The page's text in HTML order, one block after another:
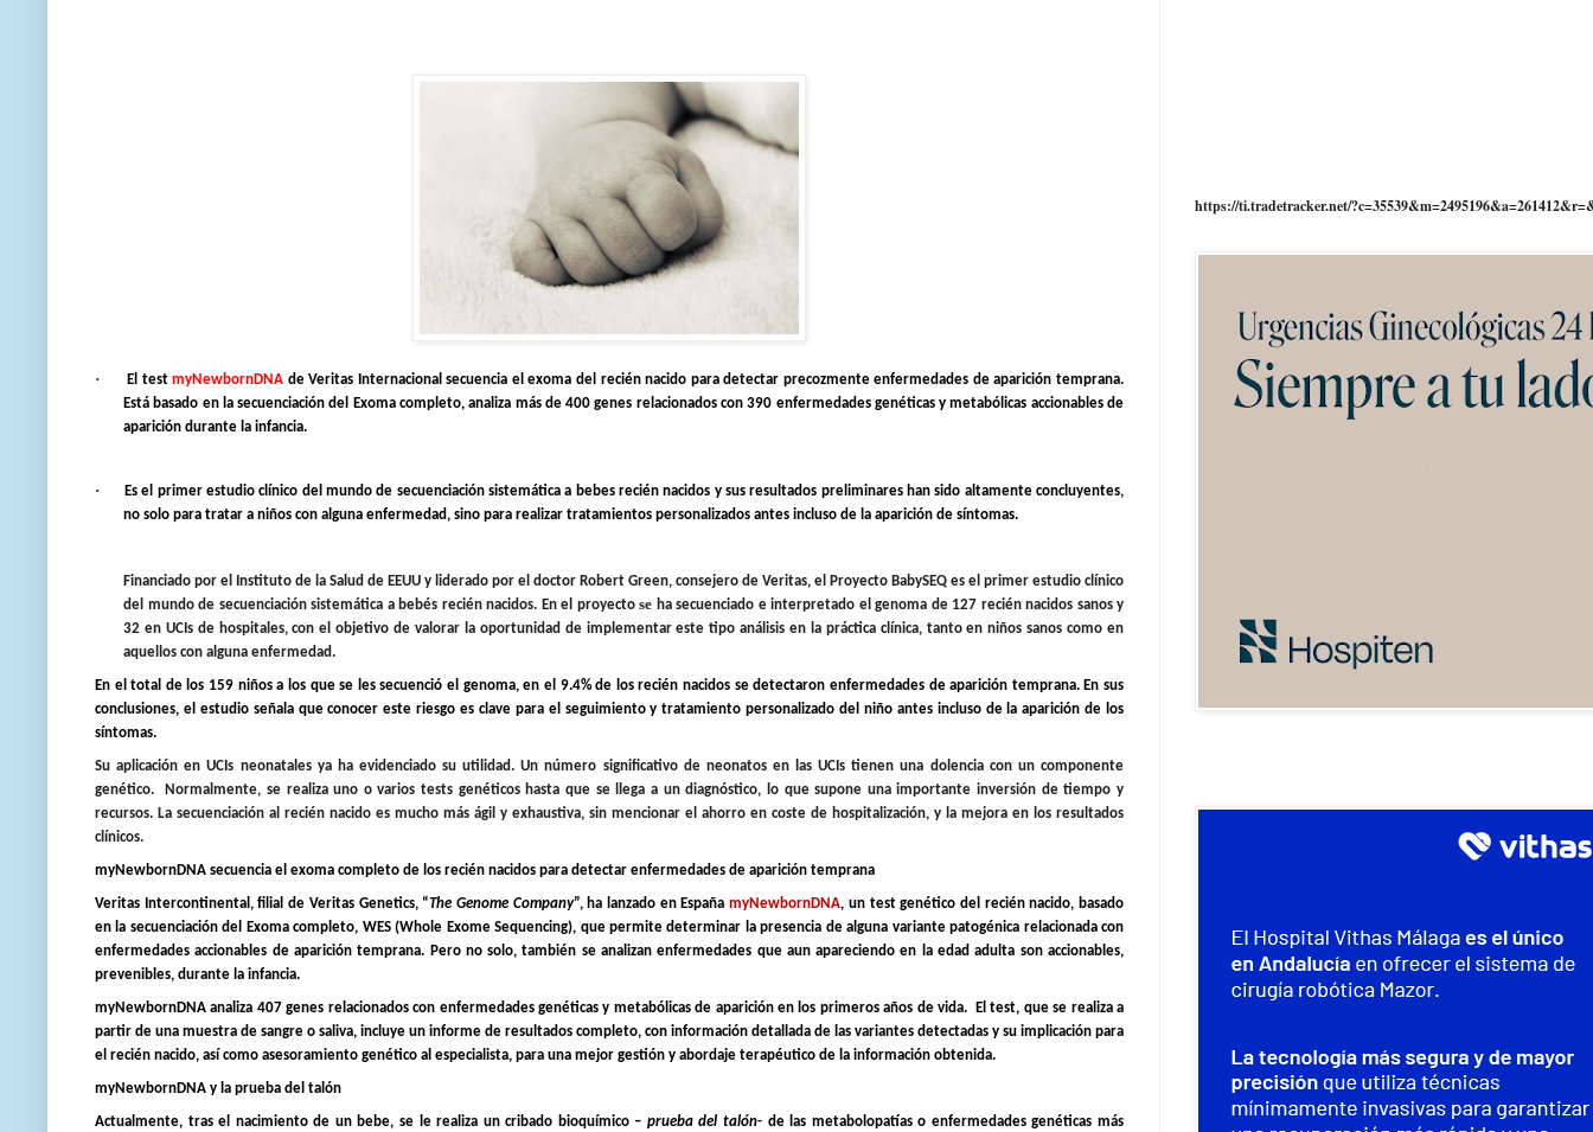
· El testmyNewbornDNA de Veritas Internacional secuencia el exoma del recién nacido para detectar precozmente enfermedades de aparición temprana.
Está basado en la secuenciación del Exoma completo, analiza más de 400 genes relacionados con 390 enfermedades genéticas y metabólicas accionables de
aparición durante la infancia.
·
Es el primer estudio clínico del mundo de secuenciación sistemática a bebes recién nacidos y sus resultados preliminares han sido altamente concluyentes,
no solo para tratar a niños con alguna enfermedad, sino para realizar tratamientos personalizados antes incluso de la aparición de síntomas.
Financiado por el Instituto de la Salud de EEUU y liderado por el doctor Robert Green, consejero de Veritas, el Proyecto BabySEQ es el primer estudio clínico
del mundo de secuenciación sistemática a bebés recién nacidos. En el proyectose ha secuenciado e interpretado el genoma de 127 recién nacidos sanos y
32 en UCIs de hospitales, con el objetivo de valorar la oportunidad de implementar este tipo análisis en la práctica clínica, tanto en niños sanos como en
aquellos con alguna enfermedad.
En el total de los 159 niños a los que se les secuenció el genoma, en el 9.4%de los recién nacidos se detectaron enfermedades de aparición temprana. En sus
conclusiones, el estudio señala que conocer este riesgo es clave para el seguimiento y tratamiento personalizado del niño antes incluso de la aparición de los
síntomas.
Su aplicación en UCIs neonatales ya ha evidenciado su utilidad. Un número significativo de neonatos en las UCIs tienen una dolencia con un componente
genético.
Normalmente, se realiza uno o varios tests genéticos hasta que se llega a un diagnóstico, lo que supone una importante inversión de tiempo y
recursos. La secuenciación al recién nacido es mucho más ágil y exhaustiva, sin mencionar el ahorro en coste de hospitalización, y la mejora en los resultados
clínicos.
myNewbornDNA secuencia el exoma completo de los recién nacidos para detectar enfermedades de aparición temprana
Veritas Intercontinental , filial de Veritas Genetics, “The Genome Company”, ha lanzado en EspañamyNewbornDNA, un test genético del recién nacido, basado
en la secuenciación del Exoma completo, WES (Whole Exome Sequencing), que permite determinar la presencia de alguna variante patogénica relacionada con
enfermedades accionables de aparición temprana. Pero no solo, también se analizan enfermedades que aun apareciendo en la edad adulta son accionables,
prevenibles, durante la infancia.
myNewbornDNA analiza 407 genes relacionados con enfermedades genéticas y metabólicas de aparición en los primeros años de vida.
El test, que se realiza a
partir de una muestra de sangre o saliva, incluye un informe de resultados completo, con información detallada de las variantes detectadas y su implicación para
el recién nacido, así como asesoramiento genético al especialista, para una mejor gestión y abordaje terapéutico de la información obtenida.
myNewbornDNA y la prueba del talón
Actualmente, tras el nacimiento de un bebe, se le realiza un cribado bioquímico – prueba del talón- de las metabolopatías o enfermedades genéticas más
https://ti.tradetracker.net/